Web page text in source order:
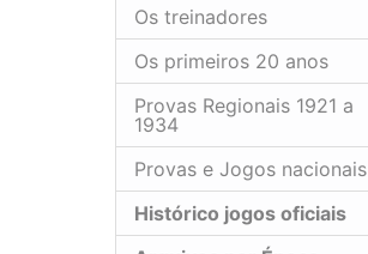
Os treinadores
Os primeiros 20 anos
Provas Regionais 1921 a
1934
Provas e Jogos nacionais
Histórico jogos oficiais